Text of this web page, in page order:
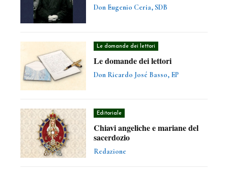
Don Eugenio Ceria, SDB
Le domande dei lettori
Le domande dei lettori
Don Ricardo José Basso, EP
Editoriale
Chiavi angeliche e mariane del
sacerdozio
Redazione